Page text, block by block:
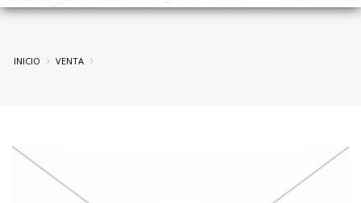
INICIO VENTA